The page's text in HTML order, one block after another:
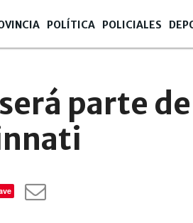
POLÍTICA POLICIALES
parte